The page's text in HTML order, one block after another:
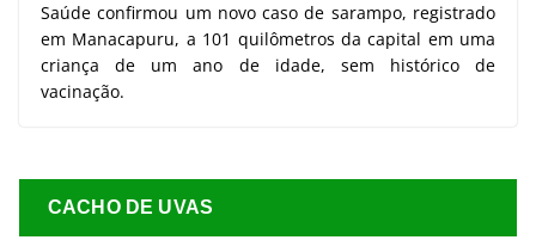
Saúde confirmou um novo caso de sarampo, registrado
em Manacapuru, a 101 quilômetros da capital em uma
criança de um ano de idade, sem histórico de
vacinação.
CACHO DE UVAS